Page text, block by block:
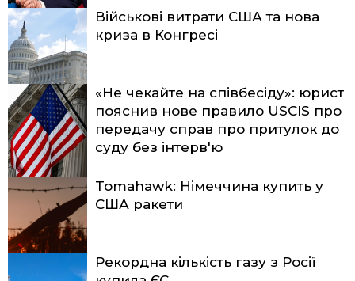
Військові витрати США та нова
криза в Конгресі
«Не чекайте на співбесіду»: юрист
пояснив нове правило USCIS про
передачу справ про притулок до
суду без інтерв'ю
Tomahawk: Німеччина купить у
США ракети
Рекордна кількість газу з Росії